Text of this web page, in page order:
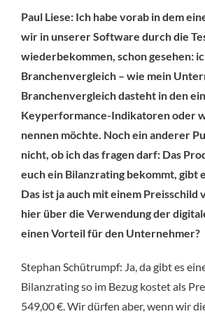
Paul Liese: Ich habe vorab in dem
wir in unserer Software durch die
wiederbekommen, schon gesehen:
Branchenvergleich – wie mein
Branchenvergleich dasteht in den
Keyperformance-Indikatoren oder
nennen möchte. Noch ein anderer
nicht, ob ich das fragen darf: Das
euch ein Bilanzrating bekommt, gibt
Das ist ja auch mit einem Preisschild
hier über die Verwendung der
einen Vorteil für den Unternehmer?
Stephan Schütrumpf: Ja, da gibt es
Bilanzrating so im Bezug kostet als
549,00 €. Wir dürfen aber, wenn wir